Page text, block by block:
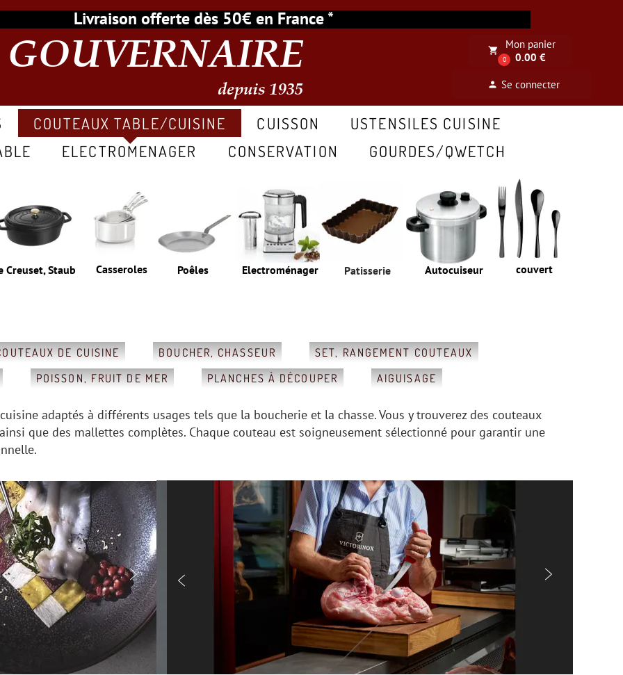
GOUVERNAIRE
depuis 1935 person Se connecter
couvert
Creuset, Staub Electroménager
Poêles
Casseroles
COUTEAUX TABLE/CUISINE CUISSON
USTENSILES CUISINE
ELECTROMENAGER CONSERVATION GOURDES/QWETCH
local_grocery_store
0
Mon panier
0.00 €
Livraison offerte dès 50€ en France *
Patisserie Autocuiseur
DE CUISINE BOUCHER, CHASSEUR
SET, RANGEMENT COUTEAUX
POISSON, FRUIT DE MER PLANCHES À DÉCOUPER AIGUISAGE
adaptés à différents usages tels que la boucherie et la chasse. Vous y trouverez des couteaux
que des mallettes complètes. Chaque couteau est soigneusement sélectionné pour garantir une
 
